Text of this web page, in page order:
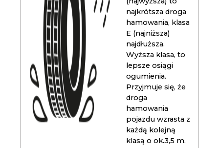
najkrótsza droga
hamowania, klasa
E (najniższa)
najdłuższa.
Wyższa klasa, to
lepsze osiągi
ogumienia.
Przyjmuje się, że
droga
hamowania
pojazdu wzrasta z
każdą kolejną
klasą o ok.3,5 m.